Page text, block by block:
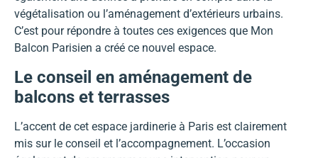
végétalisation ou l’aménagement d’extérieurs urbains.
C’est pour répondre à toutes ces exigences que Mon
Balcon Parisien a créé ce nouvel espace.
Le conseil en aménagement de
balcons et terrasses
L’accent de cet espace jardinerie à Paris est clairement
mis sur le conseil et l’accompagnement. L’occasion